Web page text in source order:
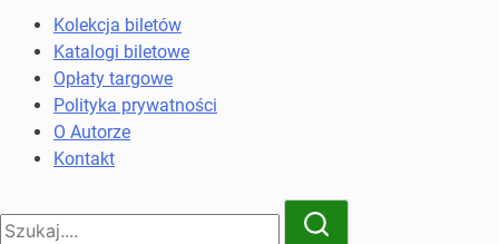
Kolekcja biletów
Katalogi biletowe
Opłaty targowe
Polityka prywatności
O Autorze
Kontakt
Close
Search